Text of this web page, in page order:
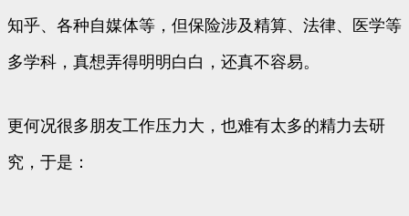
知乎、各种自媒体等，但保险涉及精算、法律、医学等
多学科，真想弄得明明白白，还真不容易。
更何况很多朋友工作压力大，也难有太多的精力去研
究，于是：